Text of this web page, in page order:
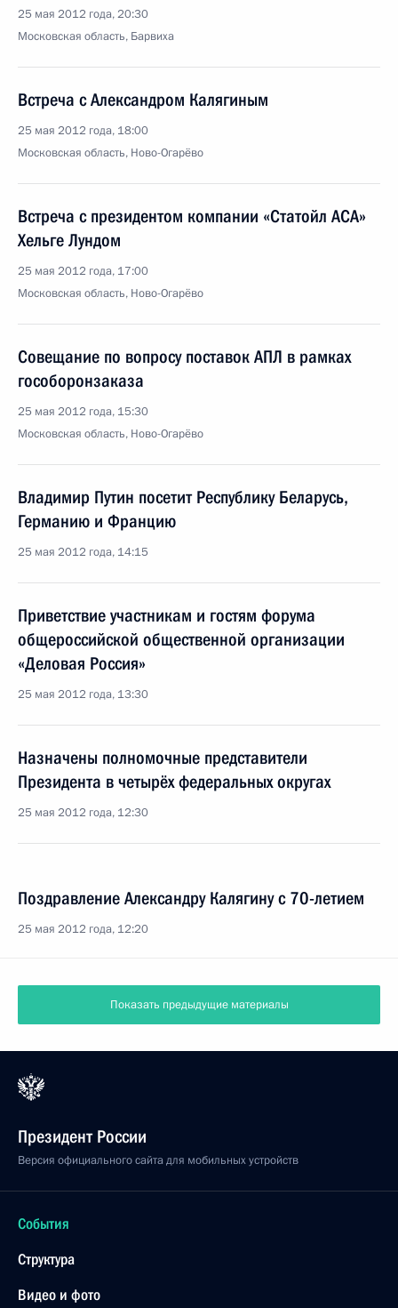
25 мая 2012 года, 20:30
Московская область, Барвиха
Встреча с Александром Калягиным
25 мая 2012 года, 18:00
Московская область, Ново-Огарёво
Встреча с президентом компании «Статойл АСА»
Хельге Лундом
25 мая 2012 года, 17:00
Московская область, Ново-Огарёво
Совещание по вопросу поставок АПЛ в рамках
гособоронзаказа
25 мая 2012 года, 15:30
Московская область, Ново-Огарёво
Владимир Путин посетит Республику Беларусь,
Германию и Францию
25 мая 2012 года, 14:15
Приветствие участникам и гостям форума
общероссийской общественной организации
«Деловая Россия»
25 мая 2012 года, 13:30
Назначены полномочные представители
Президента в четырёх федеральных округах
25 мая 2012 года, 12:30
Поздравление Александру Калягину с 70-летием
25 мая 2012 года, 12:20
Показать предыдущие материалы
Президент России
Версия официального сайта для мобильных устройств
События
Структура
Видео и фото